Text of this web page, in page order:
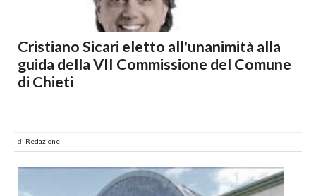
Cristiano Sicari eletto all'unanimità alla
guida della VII Commissione del Comune
di Chieti
di Redazione